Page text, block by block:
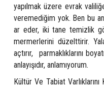
yapılmak üzere evrak
veremediğim yok. Ben bu
ar eder, iki tane temizlik
mermerlerini düzelttirir.
açtırır, parmaklıklarını
anlayışıdır, anlamıyorum.
Kültür Ve Tabiat